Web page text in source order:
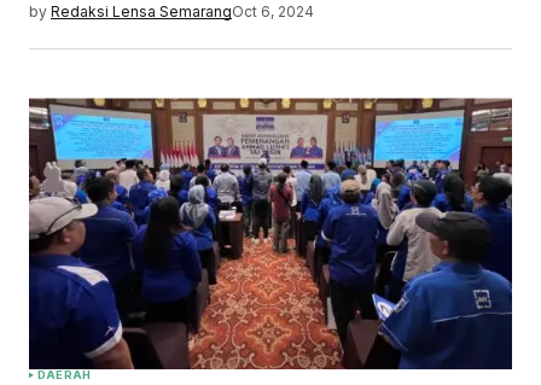
by Redaksi Lensa SemarangOct 6, 2024
DAERAH